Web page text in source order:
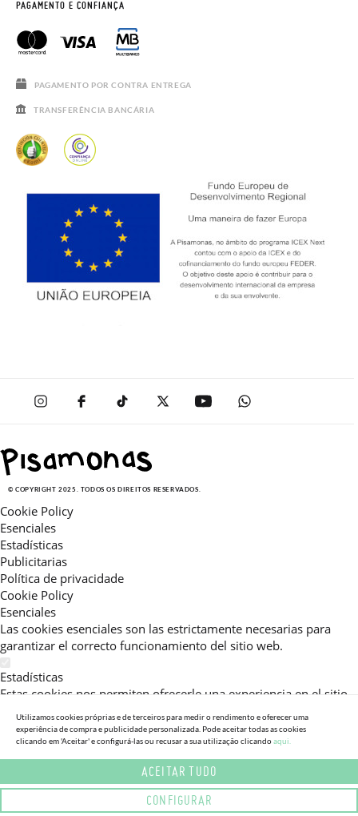
AVISO LEGAL, PRIVACIDADE E COOKIES
SALDOS
HORÁRIO
PERGUNTAS FREQUENTES
PAGAMENTO E CONFIANÇA
PAGAMENTO POR CONTRA ENTREGA
TRANSFERÊNCIA BANCÁRIA
© COPYRIGHT 2025. TODOS OS DIREITOS RESERVADOS.
Cookie Policy
Esenciales
Estadísticas
Publicitarias
Política de privacidade
Cookie Policy
Esenciales
Las cookies esenciales son las estrictamente necesarias para
garantizar el correcto funcionamiento del sitio web.
Estadísticas
Estas cookies nos permiten ofrecerle una experiencia en el sitio
adaptada a su navegación (recomendaciones de producto
personalizadas, énfasis en categorías frecuentemente
consultadas, etc).Al activar esta cookie, nos ayuda a mejorar aún
más su experiencia.
Publicitarias
Estas cookies permiten a nuestros socios publicitarios enviarle
Utilizamos cookies próprias e de terceiros para medir o rendimento e oferecer uma
experiência de compra e publicidade personalizada. Pode aceitar todas as cookies
clicando em 'Aceitar' e configurá-las ou recusar a sua utilização clicandoaqui.
ACEITAR TUDO
CONFIGURAR